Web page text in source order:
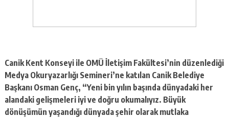
Canik Kent Konseyi ile OMÜ İletişim Fakültesi’nin düzenlediği
Medya Okuryazarlığı Semineri’ne katılan Canik Belediye
Başkanı Osman Genç, “Yeni bin yılın başında dünyadaki her
alandaki gelişmeleri iyi ve doğru okumalıyız. Büyük
dönüşümün yaşandığı dünyada şehir olarak mutlaka